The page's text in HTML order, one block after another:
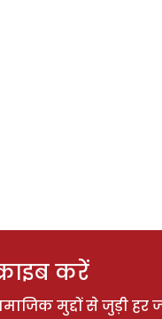
करें
मुद्दों से जुड़ी हर